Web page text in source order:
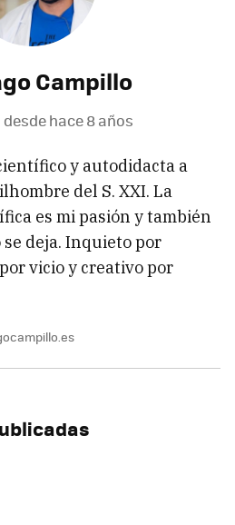
Campillo
desdehace 8 años
y autodidacta a
del S. XXI. La
es mi pasión y también
deja. Inquieto por
vicio y creativo por